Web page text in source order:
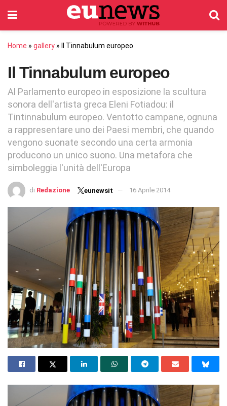
Home » gallery » Il Tinnabulum europeo
Il Tinnabulum europeo
Al Parlamento europeo in esposizione la scultura
sonora dell'artista greca Eleni Fotiadou: il
Tintinnabulum europeo. Ventotto campane, ognuna
a rappresentare uno dei Paesi membri, che quando
vengono suonate secondo una certa armonia
producono un unico suono. Una metafora che
simboleggia l'unità dell'Europa
di Redazione eunewsit 16 Aprile 2014